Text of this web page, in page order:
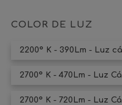
COLOR DE LUZ
2200º K - 390Lm - Luz
2700º K - 470Lm - Luz
2700º K - 720Lm - Luz